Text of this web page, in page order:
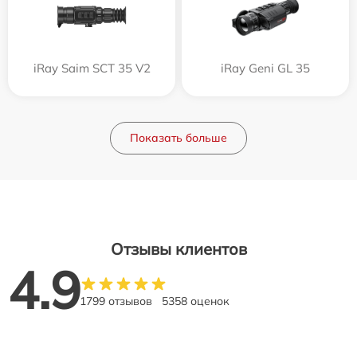
iRay Saim SCT 35 V2 iRay Geni GL 35
Показать больше
Отзывы клиентов
4.91799 отзывов 5358 оценок